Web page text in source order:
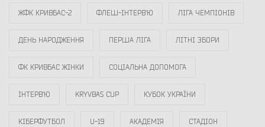
ЖФК КРИВБАС-2 ФЛЕШ-ІНТЕРВ`Ю ЛІГА ЧЕМПІОНІВ
ДЕНЬ НАРОДЖЕННЯ ПЕРША ЛІГА ЛІТНІ ЗБОРИ
ФК КРИВБАС ЖІНКИ СОЦІАЛЬНА ДОПОМОГА
ІНТЕРВ`Ю KRYVBAS CUP КУБОК УКРАЇНИ
КІБЕРФУТБОЛ U-19 АКАДЕМІЯ СТАДІОН